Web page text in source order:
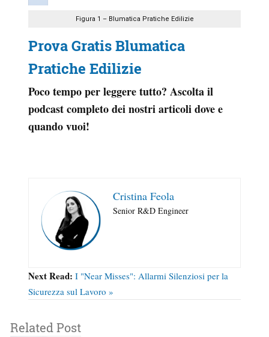
Figura 1 – Blumatica Pratiche Edilizie
Prova Gratis Blumatica
Pratiche Edilizie
Poco tempo per leggere tutto? Ascolta il
podcast completo dei nostri articoli dove e
quando vuoi!
Cristina Feola
Senior R&D Engineer
Next Read: I "Near Misses": Allarmi Silenziosi per la
Sicurezza sul Lavoro »
Related Post